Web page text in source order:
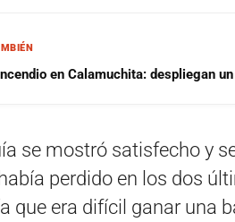
en Calamuchita: despliegan
se mostró satisfecho y
perdido en los dos
que era difícil ganar una